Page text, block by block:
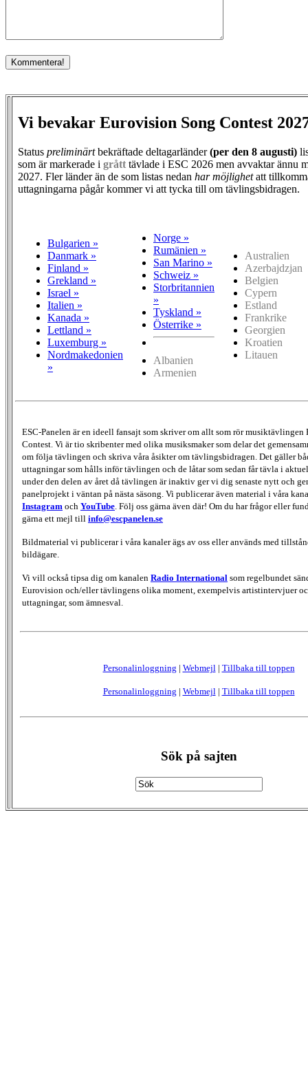
Vi bevakar Eurovision Song Contest
Status preliminärtbekräftade deltagarländer(per den 8 augusti)
som är markerade i grått tävlade i ESC 2026 men avvaktar ännu
2027. Fler länder än de som listas nedan har möjlighetatt
uttagningarna pågår kommer vi att tycka till om tävlingsbidragen.
Bulgarien »
Danmark »
Finland »
Grekland »
Israel »
Italien »
Kanada »
Lettland »
Luxemburg »
Nordmakedonien
»
Norge »
Rumänien »
San Marino »
Schweiz »
Storbritannien
»
Tyskland »
Österrike »
Albanien
Armenien
Australien
Azerbajdzjan
Belgien
Cypern
Estland
Frankrike
Georgien
Kroatien
Litauen
ESC-Panelen är en ideell fansajt som skriver om allt som rör musiktävlingen
Contest. Vi är tio skribenter med olika musiksmaker som delar det
om följa tävlingen och skriva våra åsikter om tävlingsbidragen. Det gäller
uttagningar som hålls inför tävlingen och de låtar som sedan får tävla i
under den delen av året då tävlingen är inaktiv ger vi dig senaste nytt och
panelprojekt i väntan på nästa säsong. Vi publicerar även material i våra
Instagram och YouTube. Följ oss gärna även där! Om du har frågor eller
gärna ett mejl till info@escpanelen.se
Bildmaterial vi publicerar i våra kanaler ägs av oss eller används med
bildägare.
Vi vill också tipsa dig om kanalen Radio International som regelbundet
Eurovision och/eller tävlingens olika moment, exempelvis artistintervjuer
uttagningar, som ämnesval.
Personalinloggning | Webmejl| Tillbaka till toppen
Personalinloggning | Webmejl| Tillbaka till toppen
Sök på sajten